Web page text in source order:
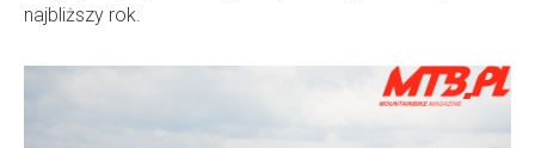
najbliższy rok.